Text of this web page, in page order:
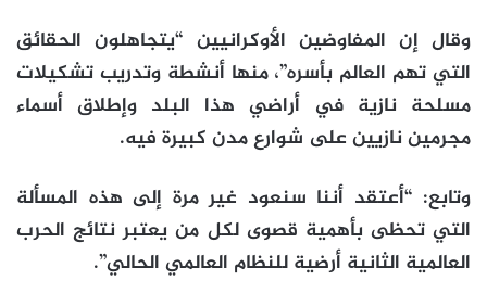
وقال إن المفاوضين الأوكرانيين “يتجاهلون الحقائق
التي تهم العالم بأسره”، منها أنشطة وتدريب تشكيلات
مسلحة نازية في أراضي هذا البلد وإطلاق أسماء
مجرمين نازيين على شوارع مدن كبيرة فيه.
وتابع: “أعتقد أننا سنعود غير مرة إلى هذه المسألة
التي تحظى بأهمية قصوى لكل من يعتبر نتائج الحرب
العالمية الثانية أرضية للنظام العالمي الحالي”.